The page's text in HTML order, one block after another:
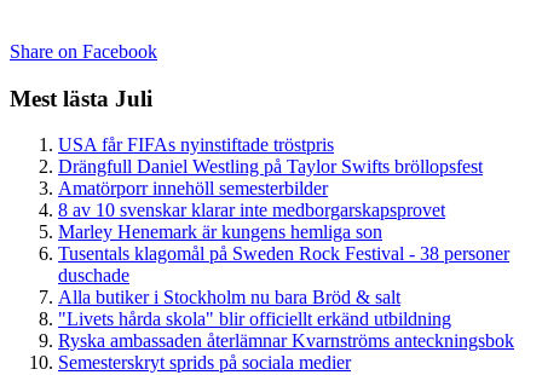
Share on Facebook
Mest lästa Juli
USA får FIFAs nyinstiftade tröstpris
Drängfull Daniel Westling på Taylor Swifts bröllopsfest
Amatörporr innehöll semesterbilder
8 av 10 svenskar klarar inte medborgarskapsprovet
Marley Henemark är kungens hemliga son
Tusentals klagomål på Sweden Rock Festival - 38 personer
duschade
Alla butiker i Stockholm nu bara Bröd & salt
"Livets hårda skola" blir officiellt erkänd utbildning
Ryska ambassaden återlämnar Kvarnströms anteckningsbok
Semesterskryt sprids på sociala medier